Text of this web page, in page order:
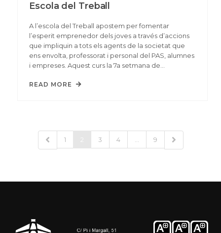
Escola del Treball
A l’escola del Treball apostem per fomentar
l’esperit emprenedor dels joves a través d’accions
que impliquin a tots els agents de la societat que
ens envolta, professorat i personal del PAS, alumnes
i empreses. Aquest curs la 7a setmana de…
READ MORE
1 3 4 9